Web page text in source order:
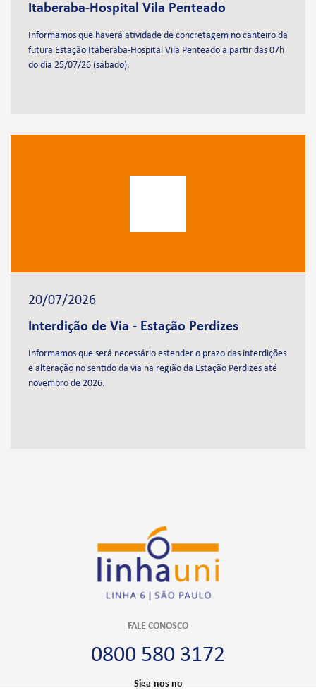
Itaberaba-Hospital Vila Penteado
Informamos que haverá atividade de concretagem no canteiro da
futura Estação Itaberaba-Hospital Vila Penteado a partir das 07h
do dia 25/07/26 (sábado).
20/07/2026
Interdição de Via - Estação Perdizes
Informamos que será necessário estender o prazo das interdições
e alteração no sentido da via na região da Estação Perdizes até
novembro de 2026.
FALE CONOSCO
0800 580 3172
Siga-nos no